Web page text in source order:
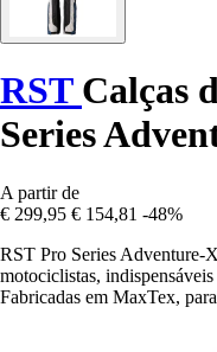
RST Calças
Series
A partir de
€ 299,95 € 154,81 -48%
RST Pro Series Adventure-
motociclistas, indispensáveis
Fabricadas em MaxTex,